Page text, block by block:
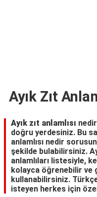
Ayık Zıt
Ayık zıt anlamlısı
doğru yerdesiniz. Bu
anlamlısı nedir
şekilde bulabilirsiniz.
anlamlıları listesiyle,
kolayca öğrenebilir ve
kullanabilirsiniz.
isteyen herkes için